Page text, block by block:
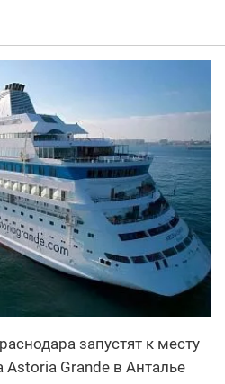
запустят к месту
Astoria Grande в Анталье